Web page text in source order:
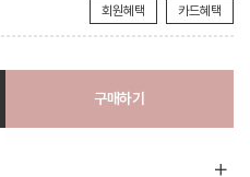
회원혜택 카드혜택
구매하기